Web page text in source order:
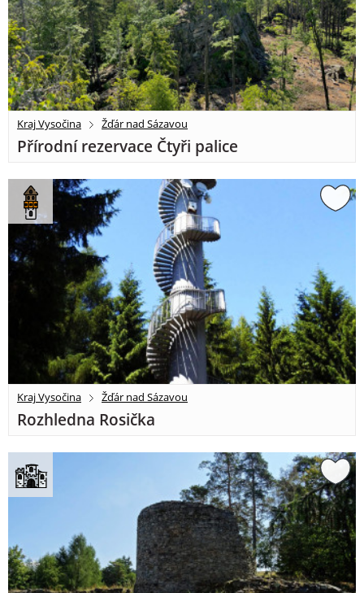
Kraj Vysočina Žďár nad Sázavou
Přírodní rezervace Čtyři palice
Kraj Vysočina Žďár nad Sázavou
Rozhledna Rosička